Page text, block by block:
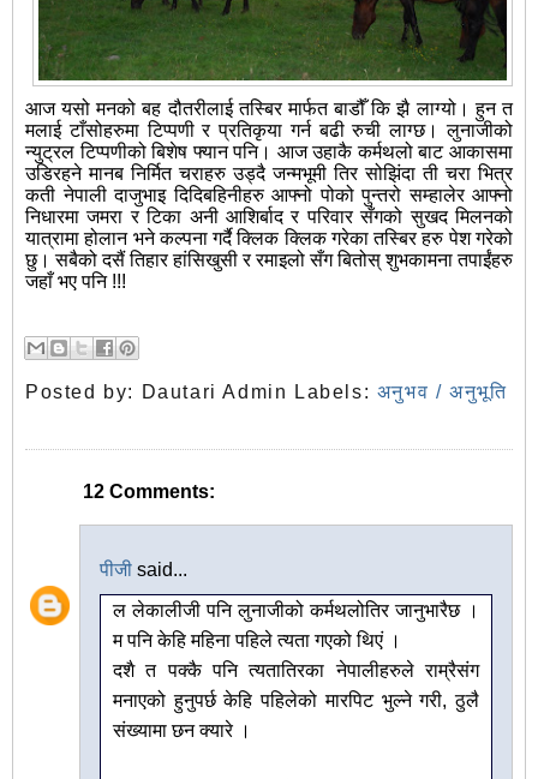
आज यसो मनको बह दौतरीलाई तस्बिर मार्फत बाडौँ कि झै लाग्यो। हुन त
मलाई टाँसोहरुमा टिप्पणी र प्रतिकृया गर्न बढी रुची लाग्छ। लुनाजीको
न्युट्रल टिप्पणीको बिशेष फ्यान पनि। आज उहाकै कर्मथलो बाट आकासमा
उडिरहने मानब निर्मित चराहरु उड्दै जन्मभूमी तिर सोझिंदा ती चरा भित्र
कती नेपाली दाजुभाइ दिदिबहिनीहरु आफ्नो पोको पुन्तरो सम्हालेर आफ्नो
निधारमा जमरा र टिका अनी आशिर्बाद र परिवार सँगको सुखद मिलनको
यात्रामा होलान भने कल्पना गर्दै क्लिक क्लिक गरेका तस्बिर हरु पेश गरेको
छु। सबैको दसैं तिहार हांसिखुसी र रमाइलो सँग बितोस् शुभकामना तपाईंहरु
जहाँ भए पनि !!!
Posted by: Dautari Admin Labels: अनुभव / अनुभूति
12 Comments:
पीजी said...
ल लेकालीजी पनि लुनाजीको कर्मथलोतिर जानुभारैछ ।
म पनि केहि महिना पहिले त्यता गएको थिएं ।
दशै त पक्कै पनि त्यतातिरका नेपालीहरुले राम्रैसंग
मनाएको हुनुपर्छ केहि पहिलेको मारपिट भुल्ने गरी, ठुलै
संख्यामा छन क्यारे ।